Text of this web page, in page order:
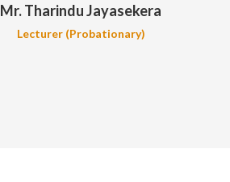
Mr. Tharindu Jayasekera
Lecturer (Probationary)